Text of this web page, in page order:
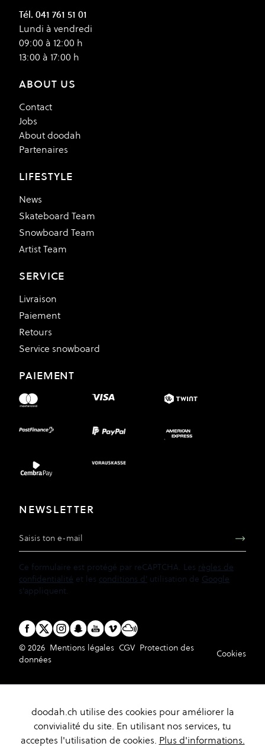
Tél. 041 761 51 01
Lundi à vendredi
09:00 à 12:00 h
13:00 à 17:00 h
ABOUT US
Contact
Jobs
About doodah
Partenaires
LIFESTYLE
News
Skateboard Team
Snowboard Team
Artist Team
SERVICE
Livraison
Paiement
Retours
Service snowboard
PAIEMENT
NEWSLETTER
Adresse e-mail
Ce formulaire est protégé par reCAPTCHA. Les règles de
confidentialité et les conditions d' utilisation de Google
s'appliquent.
© 2026 Mentions légales CGV Protection des
données
Cookies
doodah.ch utilise des cookies pour améliorer la
convivialité du site. En utilisant nos services, tu
acceptes l'utilisation de cookies. Plus d'informations.